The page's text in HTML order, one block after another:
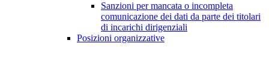
Sanzioni per mancata o incompleta
comunicazione dei dati da parte dei titolari
di incarichi dirigenziali
Posizioni organizzative